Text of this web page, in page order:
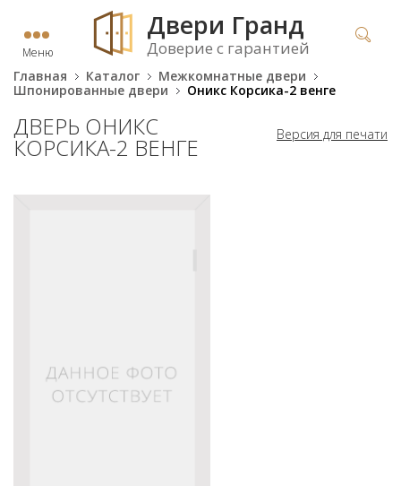
Меню
Двери Гранд
Доверие с гарантией
Главная Каталог
Межкомнатные двери
Шпонированные двери
Оникс Корсика-2 венге
Версия для печати
ДВЕРЬ ОНИКС
КОРСИКА-2 ВЕНГЕ